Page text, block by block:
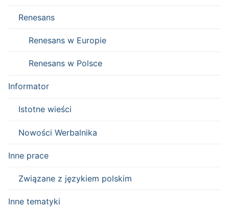
Renesans
Renesans w Europie
Renesans w Polsce
Informator
Istotne wieści
Nowości Werbalnika
Inne prace
Związane z językiem polskim
Inne tematyki